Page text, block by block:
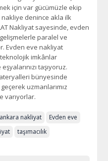
için var gücümüzle ekip
nakliye denince akla ilk
Nakliyat sayesinde, evden
paralel ve
Evden eve nakliyat
imkânlar
taşıyoruz.
bünyesinde
uzmanlarımız
varıyorlar.
ankara nakliyat
Evden eve
taşımacılık